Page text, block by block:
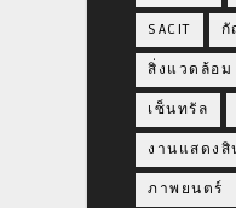
SACIT กั
สิ่งแวดล้อม
เซ็นทรัล
งานแสดงสิ
ภาพยนตร์